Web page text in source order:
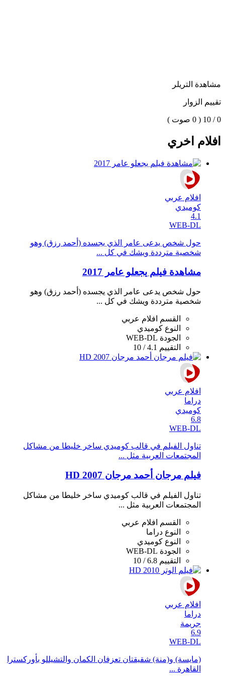
مشاهدة التريلر
تقييم الزوار
0 / 10 ( 0 صوت )
افلام اخري
افلام عربي
كوميدي
4.1
WEB-DL
حول شخص يدعى عامر الذي يجسده (أحمد رزق) وهو
شخصية مترددة ويشك في كل ...
مشاهدة فيلم يجعلو عامر 2017
حول شخص يدعى عامر الذي يجسده (أحمد رزق) وهو
شخصية مترددة ويشك في كل ...
القسم
افلام عربي
النوع كوميدي
الجودة WEB-DL
التقييم 4.1 / 10
افلام عربي
دراما
كوميدي
6.8
WEB-DL
تناول الفيلم في قالب كوميدي ساخر خليطا من مشاكل
المجتمعات العربية مثل ...
فيلم مرجان أحمد مرجان 2007 HD
تناول الفيلم في قالب كوميدي ساخر خليطا من مشاكل
المجتمعات العربية مثل ...
القسم
افلام عربي
النوع دراما
النوع كوميدي
الجودة WEB-DL
التقييم 6.8 / 10
افلام عربي
دراما
جريمة
6.9
WEB-DL
(مايسة) و(منة) شقيقتان تعزفان الكمان والتشيللو بأوركسترا
القاهرة ...